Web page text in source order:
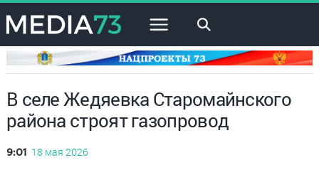
×
В селе Жедяевка Старомайнского
района строят газопровод
9:01 18 мая 2026